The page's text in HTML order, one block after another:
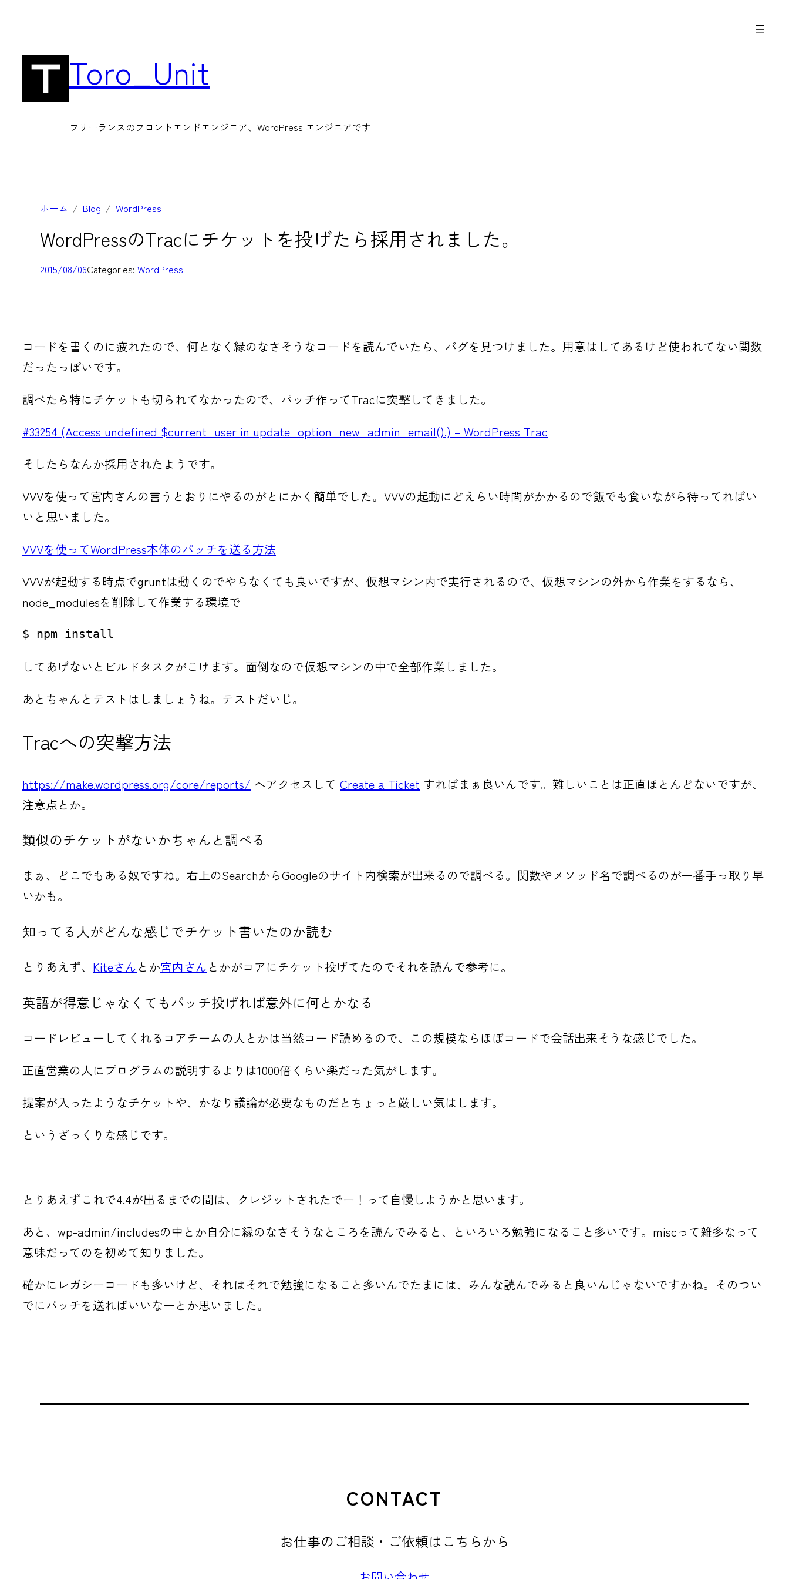
Toro_Unit
フリーランスのフロントエンドエンジニア、WordPress エンジニアです
ホーム Blog WordPress
WordPressのTracにチケットを投げたら採用されました。
2015/08/06Categories: WordPress
コードを書くのに疲れたので、何となく縁のなさそうなコードを読んでいたら、バグを見つけました。用意はしてあるけど使われてない関数
だったっぽいです。
調べたら特にチケットも切られてなかったので、パッチ作ってTracに突撃してきました。
#33254 (Access undefined $current_user in update_option_new_admin_email().) – WordPress Trac
そしたらなんか採用されたようです。
VVVを使って宮内さんの言うとおりにやるのがとにかく簡単でした。VVVの起動にどえらい時間がかかるので飯でも食いながら待ってればい
いと思いました。
VVVを使ってWordPress本体のパッチを送る方法
VVVが起動する時点でgruntは動くのでやらなくても良いですが、仮想マシン内で実行されるので、仮想マシンの外から作業をするなら、
node_modulesを削除して作業する環境で
$ npm install
してあげないとビルドタスクがこけます。面倒なので仮想マシンの中で全部作業しました。
あとちゃんとテストはしましょうね。テストだいじ。
Tracへの突撃方法
https://make.wordpress.org/core/reports/ へアクセスして Create a Ticket すればまぁ良いんです。難しいことは正直ほとんどないですが、
注意点とか。
類似のチケットがないかちゃんと調べる
まぁ、どこでもある奴ですね。右上のSearchからGoogleのサイト内検索が出来るので調べる。関数やメソッド名で調べるのが一番手っ取り早
いかも。
知ってる人がどんな感じでチケット書いたのか読む
とりあえず、 Kiteさん とか宮内さん とかがコアにチケット投げてたのでそれを読んで参考に。
英語が得意じゃなくてもパッチ投げれば意外に何とかなる
コードレビューしてくれるコアチームの人とかは当然コード読めるので、この規模ならほぼコードで会話出来そうな感じでした。
正直営業の人にプログラムの説明するよりは1000倍くらい楽だった気がします。
提案が入ったようなチケットや、かなり議論が必要なものだとちょっと厳しい気はします。
というざっくりな感じです。
とりあえずこれで4.4が出るまでの間は、クレジットされたでー！って自慢しようかと思います。
あと、wp-admin/includesの中とか自分に縁のなさそうなところを読んでみると、といろいろ勉強になること多いです。miscって雑多なって
意味だってのを初めて知りました。
確かにレガシーコードも多いけど、それはそれで勉強になること多いんでたまには、みんな読んでみると良いんじゃないですかね。そのつい
でにパッチを送ればいいなーとか思いました。
CONTACT
お仕事のご相談・ご依頼はこちらから